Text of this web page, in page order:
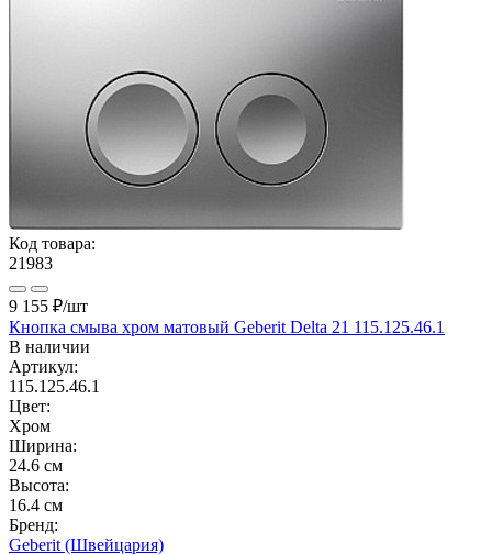
Код товара:
21983
9 155 ₽/шт
Кнопка смыва хром матовый Geberit Delta 21 115.125.46.1
В наличии
Артикул:
115.125.46.1
Цвет:
Хром
Ширина:
24.6 см
Высота:
16.4 см
Бренд:
Geberit (Швейцария)